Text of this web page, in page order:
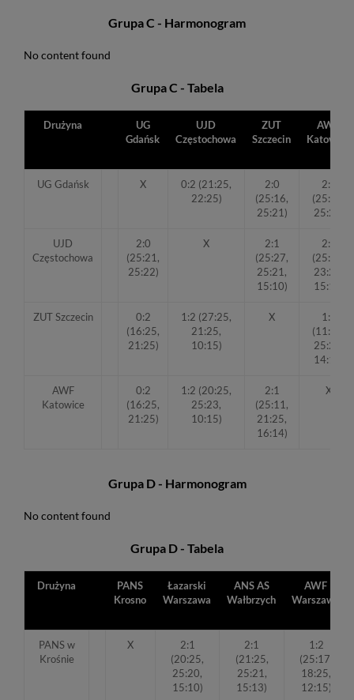
Grupa C - Harmonogram
No content found
Grupa C - Tabela
Drużyna
UG
Gdańsk
UJD
Częstochowa
ZUT
Szczecin
AWF
Katowice
UG Gdańsk X
0:2 (21:25,
22:25)
2:0
(25:16,
25:21)
2:0
(25:16,
25:21)
UJD
Częstochowa
2:0
(25:21,
25:22)
X
2:1
(25:27,
25:21,
15:10)
2:1
(25:20,
23:25,
15:10)
ZUT Szczecin
0:2
(16:25,
21:25)
1:2 (27:25,
21:25,
10:15)
X
1:2
(11:25,
25:21,
14:16)
AWF
Katowice
0:2
(16:25,
21:25)
1:2 (20:25,
25:23,
10:15)
2:1
(25:11,
21:25,
16:14)
X
Grupa D - Harmonogram
No content found
Grupa D - Tabela
Drużyna
PANS
Krosno
Łazarski
Warszawa
ANS AS
Wałbrzych
AWF
Warszawa
PANS w
Krośnie
X
2:1
(20:25,
25:20,
15:10)
2:1
(21:25,
25:21,
15:13)
1:2
(25:17,
18:25,
12:15)